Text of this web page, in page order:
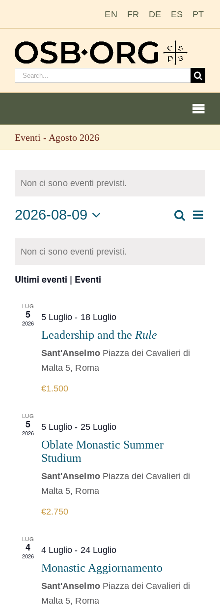
EN FR DE ES PT
Cerca:
Le nostre radici
Eventi - Agosto 2026
Non ci sono eventi previsti.
Eventi
Cerca
Mese
2026-08-09
la
data.
Eventi
Non ci sono eventi previsti.
Ultimi eventi | Eventi
LUG
5
2026
5 Luglio - 18 Luglio
Leadership and the Rule
Sant'Anselmo Piazza dei Cavalieri di
Malta 5, Roma
€1.500
LUG
5
2026
5 Luglio - 25 Luglio
Oblate Monastic Summer
Studium
Sant'Anselmo Piazza dei Cavalieri di
Malta 5, Roma
€2.750
LUG
4
2026
4 Luglio - 24 Luglio
Monastic Aggiornamento
Sant'Anselmo Piazza dei Cavalieri di
Malta 5, Roma